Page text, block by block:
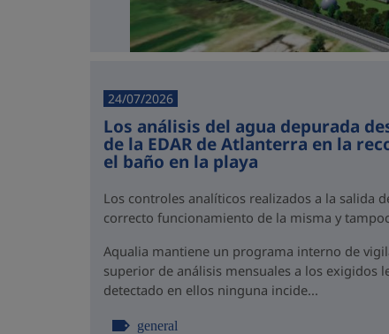
24/07/2026
Los análisis del agua depurada
de la EDAR de Atlanterra en la
el baño en la playa
Los controles analíticos realizados a la salida
correcto funcionamiento de la misma y
Aqualia mantiene un programa interno de
superior de análisis mensuales a los exigidos
detectado en ellos ninguna incide...
general